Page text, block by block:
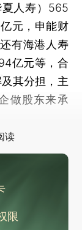
夏人寿）565
元，申能财
有海港人寿
亿元等，合
其分担，主
做股东来承
读
限